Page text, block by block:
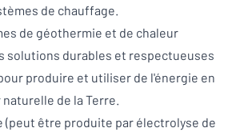
de chauffage.
de géothermie et de chaleur
durables et respectueuses
produire et utiliser de l'énergie en
de la Terre.
(peut être produite par électrolyse de